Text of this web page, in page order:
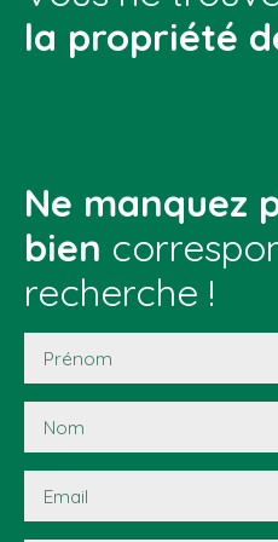
la propriété
Ne manquez
bien
recherche !
Prénom
Nom
Email